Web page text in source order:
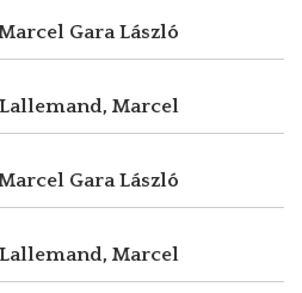
Gara László
Lallemand, Marcel
Gara László
Lallemand, Marcel